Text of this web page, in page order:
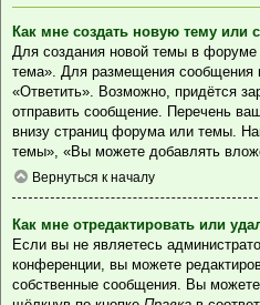
Как мне создать новую тему или
Для создания новой темы в
тема». Для размещения сообщения
«Ответить». Возможно, придётся
отправить сообщение. Перечень
внизу страниц форума или темы.
темы», «Вы можете добавлять
Вернуться к началу
Как мне отредактировать или
Если вы не являетесь
конференции, вы можете
собственные сообщения. Вы можете